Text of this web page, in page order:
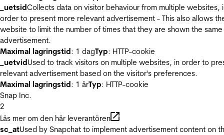
_uetsidCollects data on visitor behaviour from multiple websites,
order to present more relevant advertisement - This also allows
website to limit the number of times that they are shown the same
advertisement.
Maximal lagringstid: 1 dagTyp: HTTP-cookie
_uetvidUsed to track visitors on multiple websites, in order to
relevant advertisement based on the visitor's preferences.
Maximal lagringstid: 1 årTyp: HTTP-cookie
Snap Inc.
2
Läs mer om den här leverantören
sc_atUsed by Snapchat to implement advertisement content on